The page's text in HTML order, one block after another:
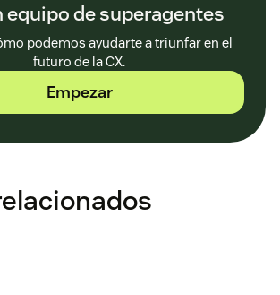
equipo de superagentes
podemos ayudarte a triunfar en el
futuro de la CX.
Empezar